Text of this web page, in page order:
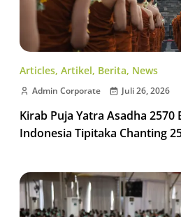
Articles, Artikel, Berita, News
Admin Corporate Juli 26, 2026
Kirab Puja Yatra Asadha
Indonesia Tipitaka Chanting